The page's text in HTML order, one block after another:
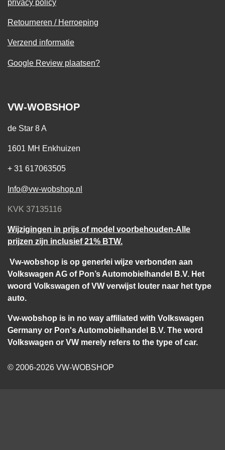
privacy policy
Retourneren / Herroeping
Verzend informatie
Google Review plaatsen?
VW-WOBSHOP
de Star 8 A
1601 MH Enkhuizen
+ 31 617063505
Info@vw-wobshop.nl
KVK 37135116
Wijzigingen in prijs of model voorbehouden-Alle
prijzen zijn inclusief 21% BTW.
Vw-wobshop is op generlei wijze verbonden aan
Volkswagen AG of Pon’s Automobielhandel B.V. Het
woord Volkswagen of VW verwijst louter naar het type
auto.
Vw-wobshop is in no way affiliated with Volkswagen
Germany or Pon's Automobielhandel B.V. The word
Volkswagen or VW merely refers to the type of car.
© 2006-2026 VW-WOBSHOP